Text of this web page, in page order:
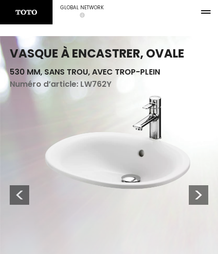
GLOBAL NETWORK
VASQUE À ENCASTRER, OVALE
530 MM, SANS TROU, AVEC TROP-PLEIN
Numéro d’article: LW762Y
Previous Next